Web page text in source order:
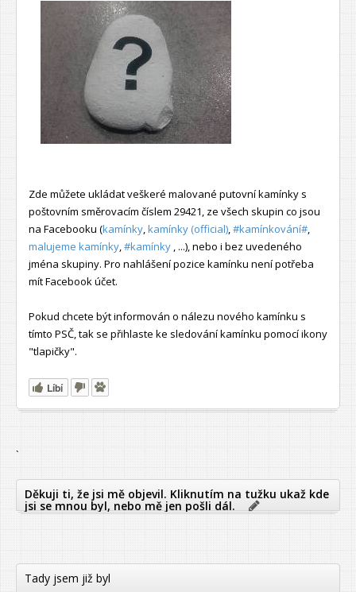
Zde můžete ukládat veškeré malované putovní kamínky s
poštovním směrovacím číslem 29421, ze všech skupin co jsou
na Facebooku (kamínky kamínky (official) #kamínkování#
malujeme kamínky #kamínky , ...), nebo i bez uvedeného
jména skupiny. Pro nahlášení pozice kamínku není potřeba
mít Facebook účet.
Pokud chcete být informován o nálezu nového kamínku s
tímto PSČ, tak se přihlaste ke sledování kamínku pomocí ikony
"tlapičky".
Líbí
`
Děkuji ti, že jsi mě objevil. Kliknutím na tužku ukaž kde
jsi se mnou byl, nebo mě jen pošli dál.
Tady jsem již byl